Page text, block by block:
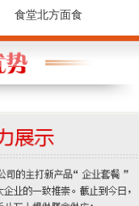
食堂北方面食